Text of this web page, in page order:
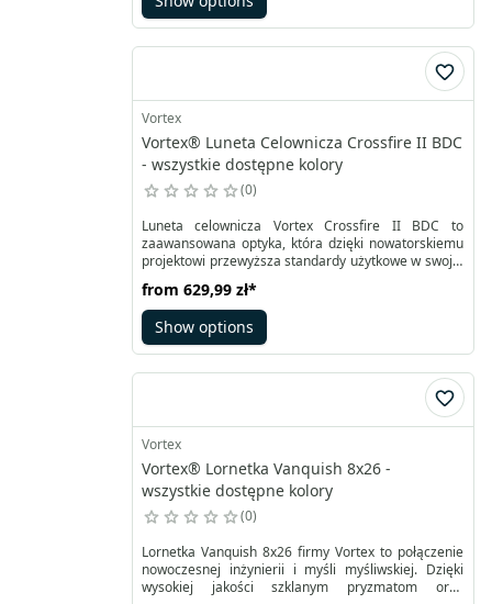
wodoodporny, odporny na roszenie i uderzenia, co
czyni go idealnym dla każdego – od strzelców po
Vortex
Vortex® Luneta Celownicza Crossfire II BDC
- wszystkie dostępne kolory
0
Luneta celownicza Vortex Crossfire II BDC to
zaawansowana optyka, która dzięki nowatorskiemu
projektowi przewyższa standardy użytkowe w swojej
szybkie ostrzenie, wielowarstwowe powłoki
soczewek oraz ulepszone wieżyczki MOA, co
zapewnia optymalną wydajność. Lunety Crossfire II
wykonane są w całości z anodyzowanego
from 629,99 zł*
Show options
Vortex
Vortex® Lornetka Vanquish 8x26 -
wszystkie dostępne kolory
0
Lornetka Vanquish 8x26 firmy Vortex to połączenie
nowoczesnej inżynierii i myśli myśliwskiej. Dzięki
wysokiej jakości szklanym pryzmatom oraz